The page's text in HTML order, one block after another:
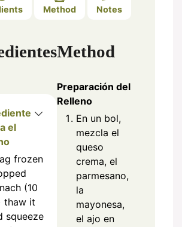
Method Notes
el
frozen
(10
thaw it
squeeze
Method
Preparación del
Relleno
En un bol,
mezcla el
queso
crema, el
parmesano,
la
mayonesa,
el ajo en